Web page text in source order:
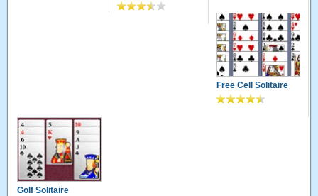
Free Cell Solitaire
Golf Solitaire